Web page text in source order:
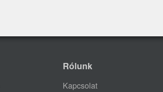
Rólunk
Kapcsolat